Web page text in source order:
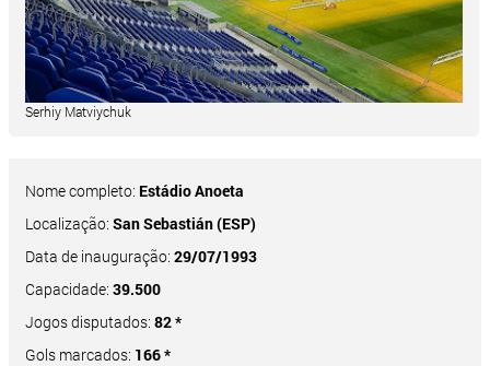
Serhiy Matviychuk
Nome completo: Estádio Anoeta
Localização: San Sebastián (ESP)
Data de inauguração: 29/07/1993
Capacidade: 39.500
Jogos disputados: 82 *
Gols marcados: 166 *